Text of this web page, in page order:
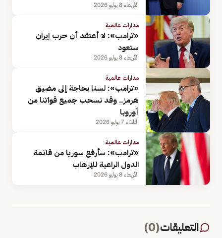
الأربعاء 8 يوليو 2026
مدارات عالمية
«ترامب»: لا أعتقد أن حرب إيران
ستعود
الأربعاء 8 يوليو 2026
مدارات عالمية
«ترامب»: لسنا بحاجة إلى مضيق
هرمز.. وقد نسحب جميع قواتنا من
أوروبا
الثلاثاء 7 يوليو 2026
مدارات عالمية
«ترامب»: سأرفع سوريا من قائمة
الدول الراعية للإرهاب
الأربعاء 8 يوليو 2026
التعليقات(
0
)